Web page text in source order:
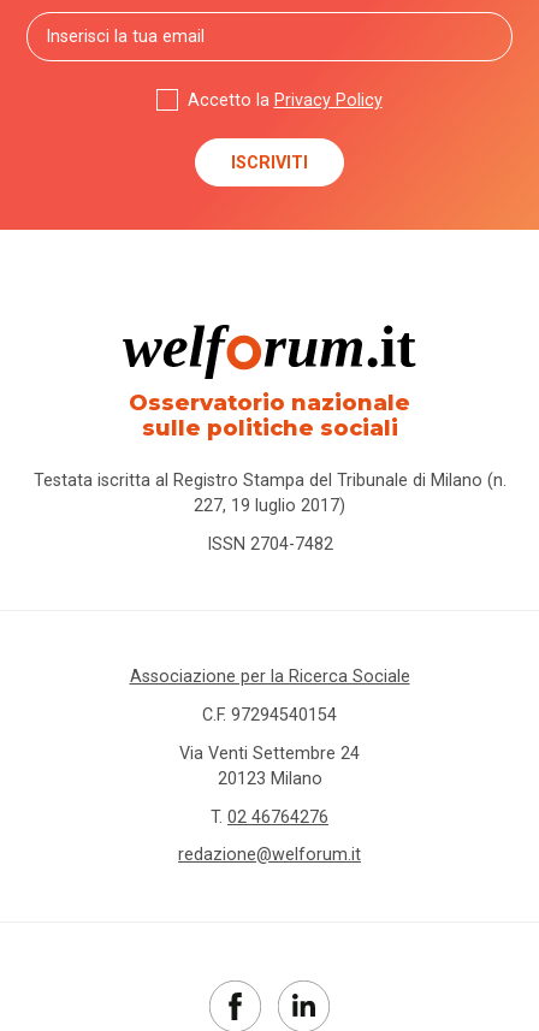
Accetto la Privacy Policy
Osservatorio nazionale
sulle politiche sociali
Testata iscritta al Registro Stampa del Tribunale di Milano (n.
227, 19 luglio 2017)
ISSN 2704-7482
Associazione per la Ricerca Sociale
C.F. 97294540154
Via Venti Settembre 24
20123 Milano
T. 02 46764276
redazione@welforum.it